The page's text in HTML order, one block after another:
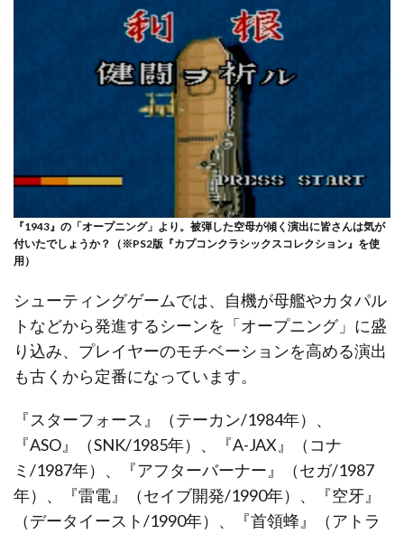
『1943』の「オープニング」より。被弾した空母が傾く演出に皆さんは気が
付いたでしょうか？（※PS2版『カプコンクラシックスコレクション』を使
用）
シューティングゲームでは、自機が母艦やカタパル
トなどから発進するシーンを「オープニング」に盛
り込み、プレイヤーのモチベーションを高める演出
も古くから定番になっています。
『スターフォース』（テーカン/1984年）、
『ASO』（SNK/1985年）、『A-JAX』（コナ
ミ/1987年）、『アフターバーナー』（セガ/1987
年）、『雷電』（セイブ開発/1990年）、『空牙』
（データイースト/1990年）、『首領蜂』（アトラ